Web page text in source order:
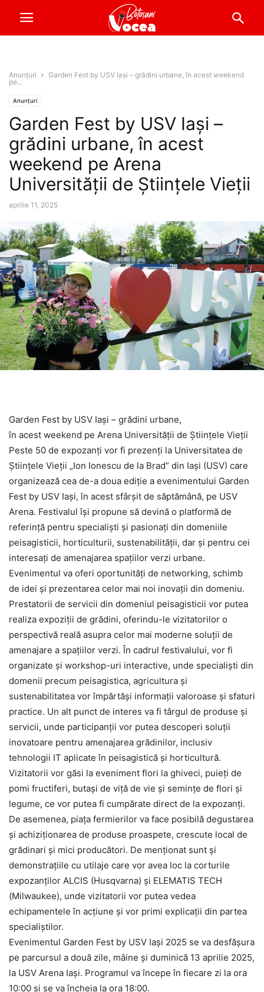
Anunțuri
Garden Fest by USV Iași – grădini urbane, în acest weekend
pe...
Anunțuri
Garden Fest by USV Iași –
grădini urbane, în acest
weekend pe Arena
Universității de Științele Vieții
aprilie 11, 2025
Garden Fest by USV Iași – grădini urbane,
în acest weekend pe Arena Universității de Științele Vieții
Peste 50 de expozanți vor fi prezenți la Universitatea de
Științele Vieții „Ion Ionescu de la Brad” din Iași (USV) care
organizează cea de-a doua ediție a evenimentului Garden
Fest by USV Iași, în acest sfârșit de săptămână, pe USV
Arena. Festivalul își propune să devină o platformă de
referință pentru specialiști și pasionați din domeniile
peisagisticii, horticulturii, sustenabilității, dar și pentru cei
interesați de amenajarea spațiilor verzi urbane.
Evenimentul va oferi oportunități de networking, schimb
de idei și prezentarea celor mai noi inovații din domeniu.
Prestatorii de servicii din domeniul peisagisticii vor putea
realiza expoziții de grădini, oferindu-le vizitatorilor o
perspectivă reală asupra celor mai moderne soluții de
amenajare a spațiilor verzi. În cadrul festivalului, vor fi
organizate și workshop-uri interactive, unde specialiști din
domenii precum peisagistica, agricultura și
sustenabilitatea vor împărtăși informații valoroase și sfaturi
practice. Un alt punct de interes va fi târgul de produse și
servicii, unde participanții vor putea descoperi soluții
inovatoare pentru amenajarea grădinilor, inclusiv
tehnologii IT aplicate în peisagistică și horticultură.
Vizitatorii vor găsi la eveniment flori la ghiveci, puieți de
pomi fructiferi, butași de viță de vie și semințe de flori și
legume, ce vor putea fi cumpărate direct de la expozanți.
De asemenea, piața fermierilor va face posibilă degustarea
și achiziționarea de produse proaspete, crescute local de
grădinari și mici producători. De menționat sunt și
demonstrațiile cu utilaje care vor avea loc la corturile
expozanților ALCIS (Husqvarna) și ELEMATIS TECH
(Milwaukee), unde vizitatorii vor putea vedea
echipamentele în acțiune și vor primi explicații din partea
specialiștilor.
Evenimentul Garden Fest by USV Iași 2025 se va desfășura
pe parcursul a două zile, mâine și duminică 13 aprilie 2025,
la USV Arena Iași. Programul va începe în fiecare zi la ora
10:00 și se va încheia la ora 18:00.